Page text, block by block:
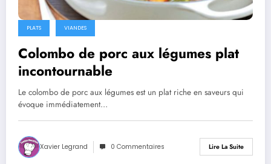
PLATS VIANDES
Colombo de porc aux légumes plat
incontournable
Le colombo de porc aux légumes est un plat riche en saveurs qui
évoque immédiatement…
Xavier Legrand 0 Commentaires Lire La Suite